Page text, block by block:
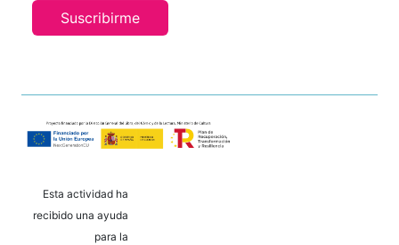
Suscribirme
Esta actividad ha
recibido una ayuda
para la